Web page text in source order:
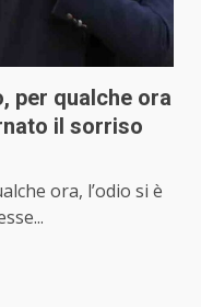
per qualche ora
il sorriso
ora, l’odio si è